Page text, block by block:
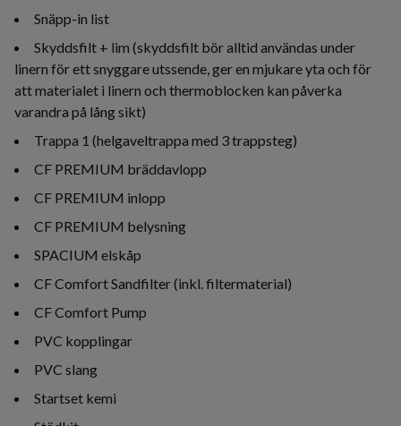
Snäpp-in list
Skyddsfilt + lim (skyddsfilt bör alltid användas under
linern för ett snyggare utssende, ger en mjukare yta och för
att materialet i linern och thermoblocken kan påverka
varandra på lång sikt)
Trappa 1 (helgaveltrappa med 3 trappsteg)
CF PREMIUM bräddavlopp
CF PREMIUM inlopp
CF PREMIUM belysning
SPACIUM elskåp
CF Comfort Sandfilter (inkl. filtermaterial)
CF Comfort Pump
PVC kopplingar
PVC slang
Startset kemi